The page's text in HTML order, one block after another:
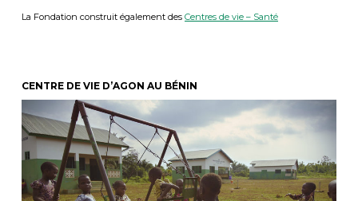
La Fondation construit également desCentres de vie – Santé
CENTRE DE VIE D’AGON AU BÉNIN